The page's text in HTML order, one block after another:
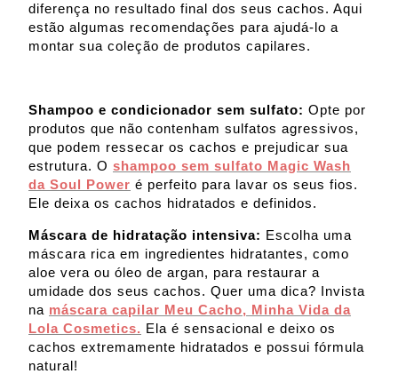
diferença no resultado final dos seus cachos. Aqui
estão algumas recomendações para ajudá-lo a
montar sua coleção de produtos capilares.
Shampoo e condicionador sem sulfato: Opte por
produtos que não contenham sulfatos agressivos,
que podem ressecar os cachos e prejudicar sua
estrutura. O shampoo sem sulfato Magic Wash
da Soul Power é perfeito para lavar os seus fios.
Ele deixa os cachos hidratados e definidos.
Máscara de hidratação intensiva: Escolha uma
máscara rica em ingredientes hidratantes, como
aloe vera ou óleo de argan, para restaurar a
umidade dos seus cachos. Quer uma dica? Invista
na máscara capilar Meu Cacho, Minha Vida da
Lola Cosmetics. Ela é sensacional e deixo os
cachos extremamente hidratados e possui fórmula
natural!